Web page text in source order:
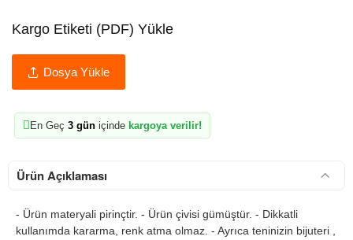
Kargo Etiketi (PDF) Yükle
Dosya Yükle
En Geç 3 gün içinde kargoya verilir!
Ürün Açıklaması
- Ürün materyali pirinçtir. - Ürün çivisi gümüştür. - Dikkatli
kullanımda kararma, renk atma olmaz. - Ayrıca teninizin bijuteri ,